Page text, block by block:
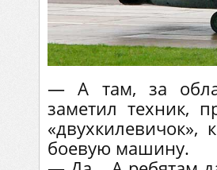
— А там, за
заметил техник,
«двухкилевичок»,
боевую машину.